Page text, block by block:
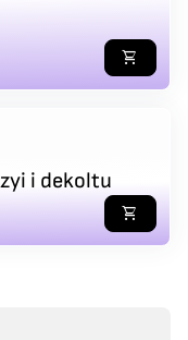
shopping_cart
i dekoltu
shopping_cart